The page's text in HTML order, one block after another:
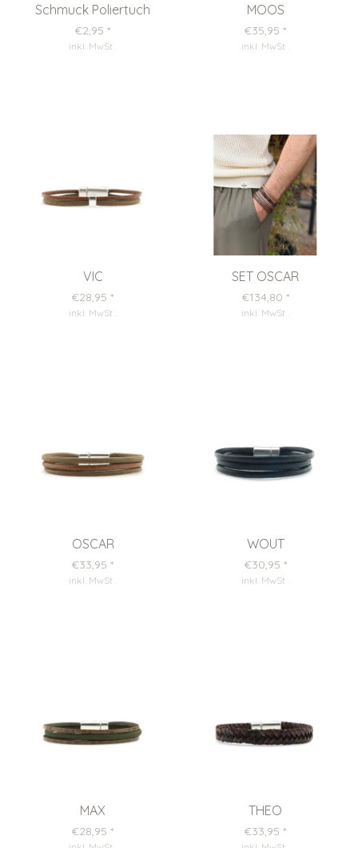
Schmuck Poliertuch
€2,95 *
inkl. MwSt
MOOS
€35,95 *
inkl. MwSt
VIC
€28,95 *
inkl. MwSt
SET OSCAR
€134,80 *
inkl. MwSt
OSCAR
€33,95 *
inkl. MwSt
WOUT
€30,95 *
inkl. MwSt
MAX
€28,95 *
THEO
€33,95 *